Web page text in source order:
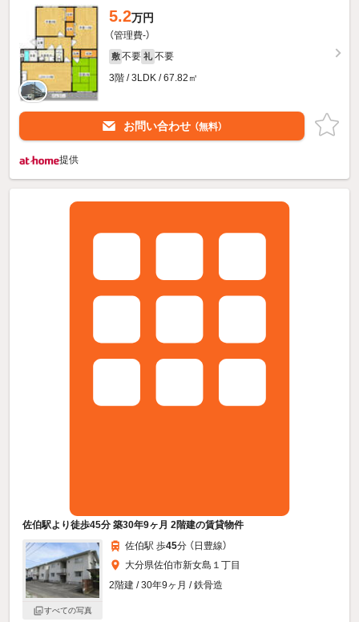
5.2万円
（管理費-）
敷 不要 礼 不要
3階 / 3LDK / 67.82㎡
お問い合わせ （無料）
提供
佐伯駅より徒歩45分 築30年9ヶ月 2階建の賃貸物件
すべての写真
佐伯駅 歩45分 （日豊線）
大分県佐伯市新女島１丁目
2階建 / 30年9ヶ月 / 鉄骨造